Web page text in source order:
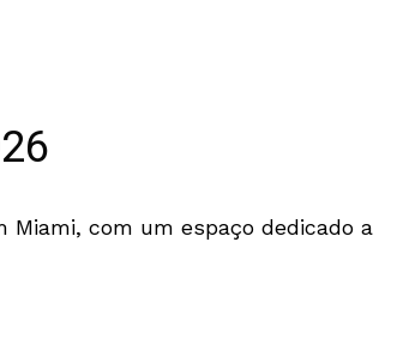
Miami, com um espaço dedicado a